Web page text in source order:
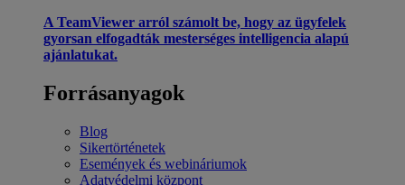
A TeamViewer arról számolt be, hogy az ügyfelek
gyorsan elfogadták mesterséges intelligencia alapú
ajánlatukat.
Forrásanyagok
Blog
Sikertörténetek
Események és webináriumok
Adatvédelmi központ